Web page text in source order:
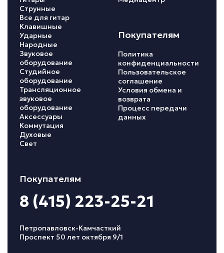
Струнные
Все для гитар
Клавишные
Ударные
Народные
Звуковое
оборудование
Студийное
оборудование
Трансляционное
звуковое
оборудование
Аксессуары
Коммутация
Духовые
Свет
Покупателям
Политика
конфиденциальности
Пользовательское
соглашение
Условия обмена и
возврата
Процесс передачи
данных
Покупателям
8 (415) 223-25-21
Петропавловск-Камчасткий
Проспект 50 лет октября 9/1